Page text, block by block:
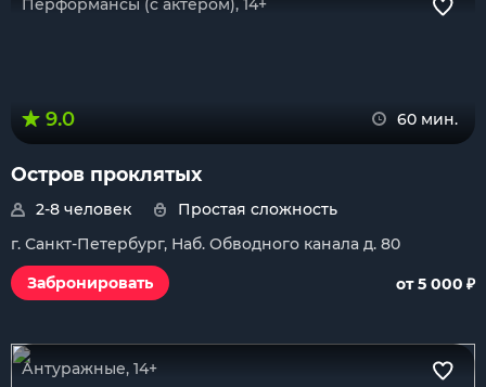
Перформансы (с актером), 14+
9.0 60 мин.
Остров проклятых
2-8 человек
Простая сложность
г. Санкт-Петербург, Наб. Обводного канала д. 80
Забронировать
от 5 000 ₽
Антуражные, 14+